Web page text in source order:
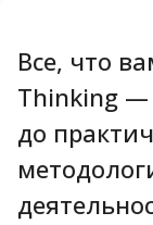
Все, что
Thinking —
до